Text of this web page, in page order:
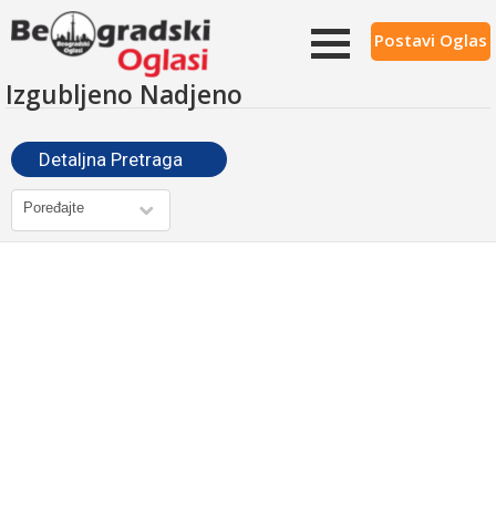
Postavi Oglas
Izgubljeno Nadjeno
Detaljna Pretraga